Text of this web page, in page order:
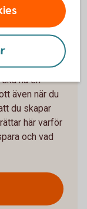
ha en
även när du
du skapar
här varför
och vad